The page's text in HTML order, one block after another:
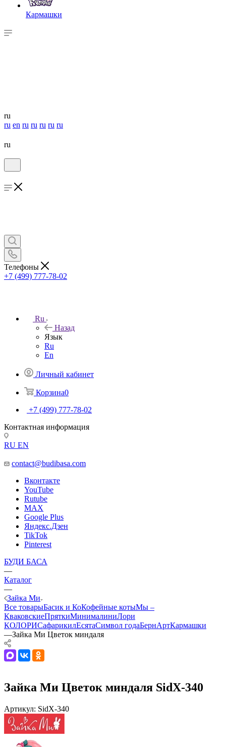
Кармашки
ru
ru en ru ru ru ru ru
ru
Телефоны
+7 (499) 777-78-02
Ru
Назад
Язык
Ru
En
Личный кабинет
Корзина0
+7 (499) 777-78-02
Контактная информация
RU EN
contact@budibasa.com
Вконтакте
YouTube
Rutube
MAX
Google Plus
Яндекс.Дзен
TikTok
Pinterest
БУДИ БАСА
—
Каталог
—
Зайка Ми
Все товарыБасик и КоКофейные котыМы –
КваковскиеПряткиМинималиниЛори
КОЛОРИСафарикилЕсятаСимвол годаБернАртКармашки
—Зайка Ми Цветок миндаля
Зайка Ми Цветок миндаля SidX-340
Артикул: SidX-340